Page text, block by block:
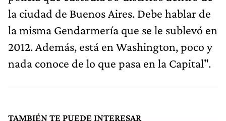
la ciudad de Buenos Aires. Debe hablar de
la misma Gendarmería que se le sublevó en
2012. Además, está en Washington, poco y
nada conoce de lo que pasa en la Capital".
TAMBIÉN TE PUEDE INTERESAR